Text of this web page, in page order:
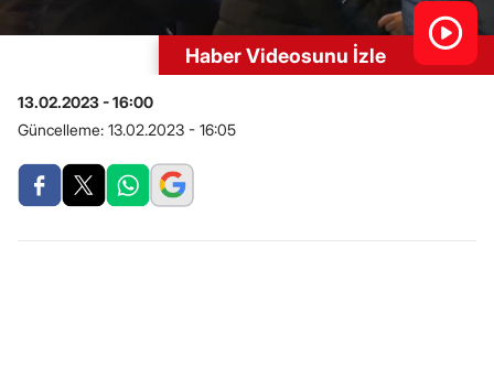
Haber Videosunu İzle
13.02.2023 - 16:00
Güncelleme: 13.02.2023 - 16:05